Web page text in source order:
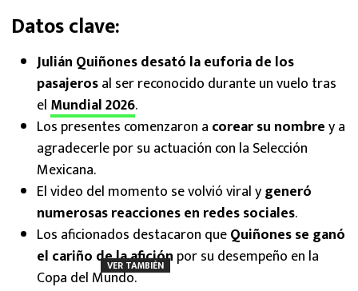
Datos clave:
Julián Quiñones desató la euforia de los
pasajerosal ser reconocido durante un vuelo tras
el Mundial 2026.
Los presentes comenzaron a corear su nombrey a
agradecerle por su actuación con la Selección
Mexicana.
El video del momento se volvió viral ygeneró
numerosas reacciones en redes sociales.
Los aficionados destacaron queQuiñones se ganó
el cariño de la afición por su desempeño en la
Copa del Mundo.
VER TAMBIÉN